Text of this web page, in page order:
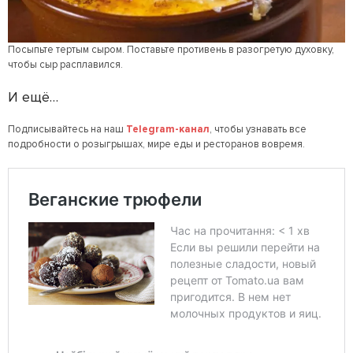
Посыпьте тертым сыром. Поставьте противень в разогретую духовку,
чтобы сыр расплавился.
И ещё…
Подписывайтесь на наш Telegram-канал, чтобы узнавать все
подробности о розыгрышах, мире еды и ресторанов вовремя.